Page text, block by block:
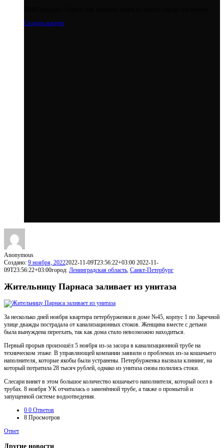
Создать аккаунт
Anonymous
Создано: 9 ноября, 20222022-11-09T23:56:22+03:00 2022-11-
09T23:56:22+03:00город: Ленинградская область, Санкт-Петербург
Жительницу Парнаса заливает из унитаза
За несколько дней ноября квартира петербурженки в доме №45, корпус 1 по Заречной
улице дважды пострадала от канализационных стоков. Женщина вместе с детьми
была вынуждена переехать, так как дома стало невозможно находиться.
Первый прорыв произошёл 5 ноября из-за засора в канализационной трубе на
техническом этаже. В управляющей компании заявили о проблемах из-за кошачьего
наполнителя, которые якобы были устранены. Петербурженка вызвала клининг, на
который потратила 28 тысяч рублей, однако из унитаза снова полились стоки.
Слесари винят в этом большое количество кошачьего наполнителя, который осел в
трубах. 8 ноября УК отчиталась о заменённой трубе, а также о промытой и
запущенной системе водоотведения.
0 0 Ответов
8 Просмотров
Ответ
Другие новости